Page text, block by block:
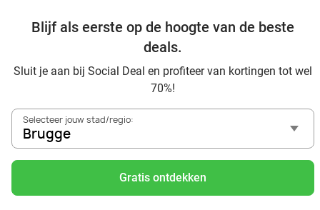
Blijf als eerste op de hoogte van de beste
deals.
Sluit je aan bij Social Deal en profiteer van kortingen tot wel
70%!
Selecteer jouw stad/regio:
Brugge
Gratis ontdekken
de ideale dates
Dagje uit naar Pairi Daiza vanaf Brugge: verwonder je in de
Ontdek de beste restaurants in Brugge via Social Deal
Voordelig sushi scoren? Ontdek de beste sushi restaurants
in Brugge en omgeving
Schoonheidsspecialisten in Brugge: voordelige
beautydeals
Schoonheidssalons in Brugge: voordelige beauty-
Met korting zwemmen bij zwembaden in regio Brugge